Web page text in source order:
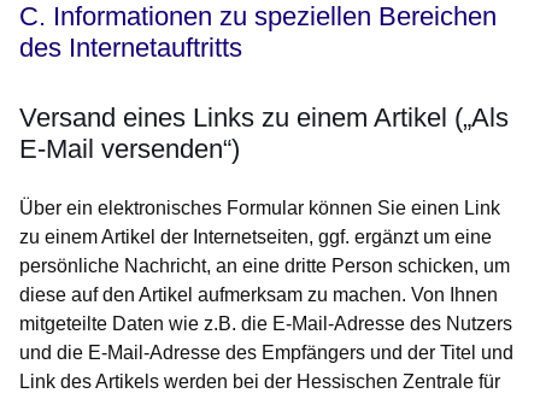
C. Informationen zu speziellen Bereichen
des Internetauftritts
Versand eines Links zu einem Artikel („Als
E-Mail versenden“)
Über ein elektronisches Formular können Sie einen Link
zu einem Artikel der Internetseiten, ggf. ergänzt um eine
persönliche Nachricht, an eine dritte Person schicken, um
diese auf den Artikel aufmerksam zu machen. Von Ihnen
mitgeteilte Daten wie z.B. die E-Mail-Adresse des Nutzers
und die E-Mail-Adresse des Empfängers und der Titel und
Link des Artikels werden bei der Hessischen Zentrale für